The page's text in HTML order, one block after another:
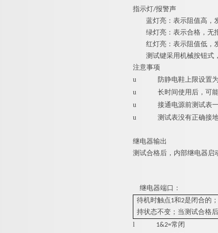
指示灯/报警声
蓝灯亮：表示阻值高，
绿灯亮：表示合格，无
红灯亮：表示阻值低，
测试键采用机械按钮式
注意事项
u
防静电鞋上限设置
u
长时间使用后，可
u
接通电源前测试表
u
测试表没有正确接
继电器输出
测试合格后，内部继电器启
继电器端口：
待机时触点1和2是闭合的
持状态不变；当测试合格
l
1&2=常闭